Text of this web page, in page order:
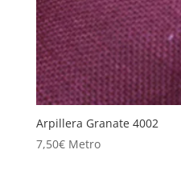
Arpillera Granate 4002
7,50€ Metro